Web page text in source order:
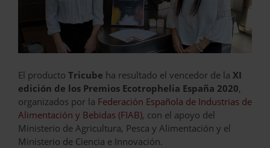
El producto Tricube ha resultado el vencedor de la XI
edición de los Premios Ecotrophelia España 2020,
organizados por la Federación Española de Industrias de
Alimentación y Bebidas (FIAB), con el apoyo del
Ministerio de Agricultura, Pesca y Alimentación y el
Ministerio de Ciencia e Innovación.